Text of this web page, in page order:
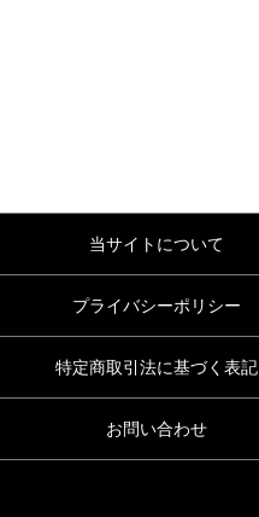
当サイトについて
プライバシーポリシー
特定商取引法に基づく表記
お問い合わせ